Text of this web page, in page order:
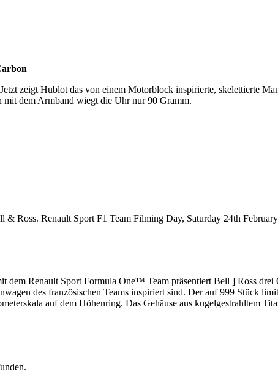
zeigt Hublot das von einem Motorblock inspirierte, skelettierte
mit dem Armband wiegt die Uhr nur 90 Gramm.
& Ross. Renault Sport F1 Team Filming Day, Saturday 24th
dem Renault Sport Formula One™ Team präsentiert Bell ] Ross
des französischen Teams inspiriert sind. Der auf 999 Stück
auf dem Höhenring. Das Gehäuse aus kugelgestrahltem